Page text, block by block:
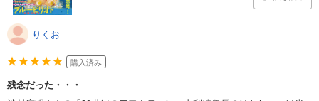
りくお
購入済み
残念だった・・・